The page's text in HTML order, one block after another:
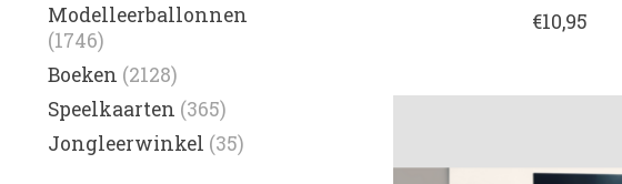
Modelleerballonnen
(1746)
Boeken (2128)
Speelkaarten (365)
Jongleerwinkel (35)
€10,95